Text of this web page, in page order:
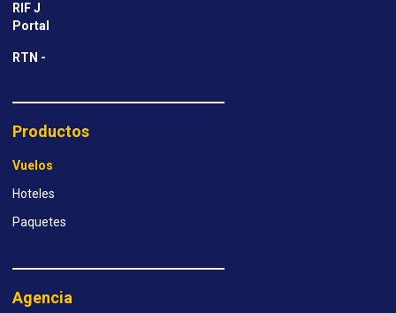
RIF J
Portal
RTN -
Productos
Vuelos
Hoteles
Paquetes
Agencia